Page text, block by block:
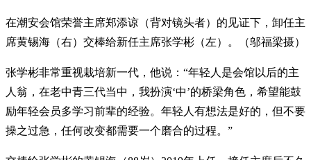
在潮安会馆荣誉主席郑添谅（背对镜头者）的见证下，卸任主
席黄锡海（右）交棒给新任主席张学彬（左）。（邬福梁摄）
张学彬非常重视栽培新一代，他说：“年轻人是会馆以后的主
人翁，在老中青三代当中，我扮演‘中’的桥梁角色，希望能鼓
励年轻会员多学习前辈的经验。年轻人有想法是好的，但不要
操之过急，任何改变都需要一个磨合的过程。”